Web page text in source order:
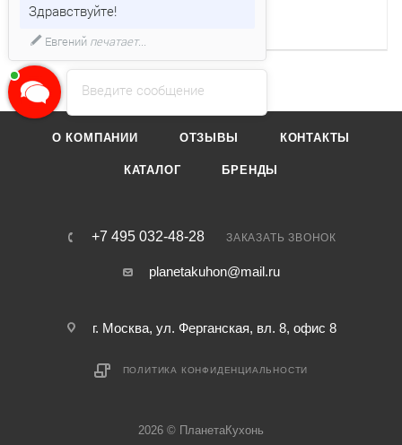
Глубина для встраивания,
О КОМПАНИИ ОТЗЫВЫ КОНТАКТЫ
КАТАЛОГ БРЕНДЫ
+7 495 032-48-28 ЗАКАЗАТЬ ЗВОНОК
planetakuhon@mail.ru
г. Москва, ул. Ферганская, вл. 8, офис 8
ПОЛИТИКА КОНФИДЕНЦИАЛЬНОСТИ
2026 © ПланетаКухонь
Введите сообщение
Здравствуйте!
Евгенийпечатает...